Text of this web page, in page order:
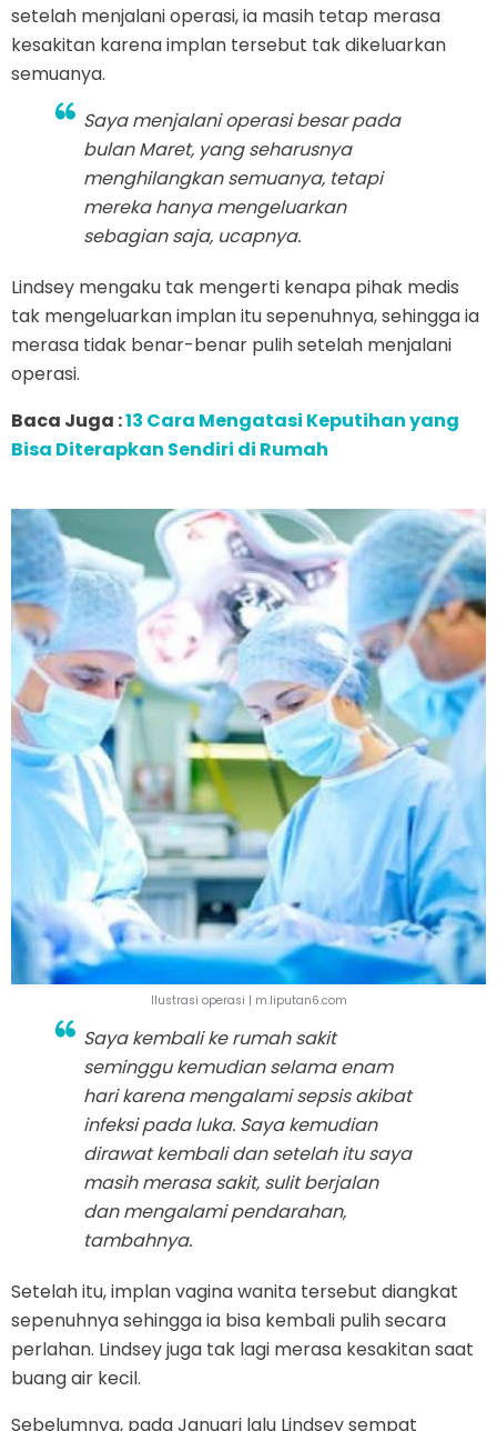
setelah menjalani operasi, ia masih tetap merasa
kesakitan karena implan tersebut tak dikeluarkan
semuanya.
Saya menjalani operasi besar pada
bulan Maret, yang seharusnya
menghilangkan semuanya, tetapi
mereka hanya mengeluarkan
sebagian saja, ucapnya.
Lindsey mengaku tak mengerti kenapa pihak medis
tak mengeluarkan implan itu sepenuhnya, sehingga ia
merasa tidak benar-benar pulih setelah menjalani
operasi.
Baca Juga :13 Cara Mengatasi Keputihan yang
Bisa Diterapkan Sendiri di Rumah
Ilustrasi operasi | m.liputan6.com
Saya kembali ke rumah sakit
seminggu kemudian selama enam
hari karena mengalami sepsis akibat
infeksi pada luka. Saya kemudian
dirawat kembali dan setelah itu saya
masih merasa sakit, sulit berjalan
dan mengalami pendarahan,
tambahnya.
Setelah itu, implan vagina wanita tersebut diangkat
sepenuhnya sehingga ia bisa kembali pulih secara
perlahan. Lindsey juga tak lagi merasa kesakitan saat
buang air kecil.
Sebelumnya, pada Januari lalu Lindsey sempat